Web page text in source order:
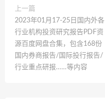
上一篇
2023年01月17-25日国内外各
行业机构投资研究报告PDF资
源百度网盘合集，包含168份
国内券商报告/国际投行报告/
行业重点研报……等内容